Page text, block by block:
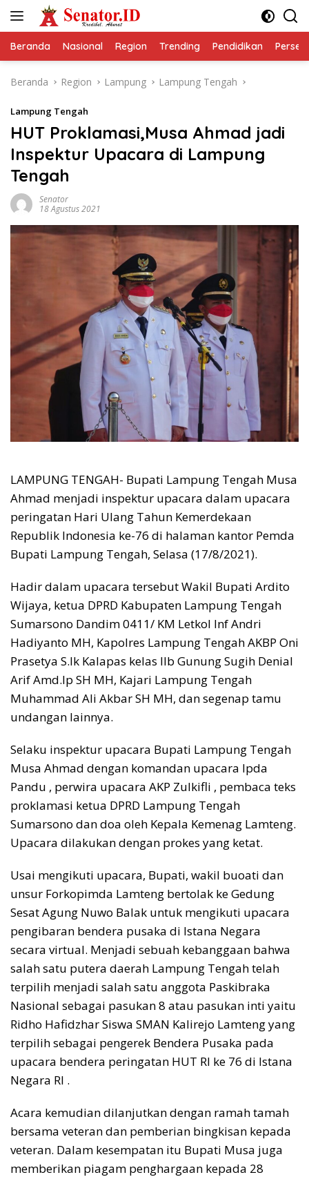
Beranda Nasional Region Trending Pendidikan
Beranda Region Lampung Lampung Tengah
Lampung Tengah
HUT Proklamasi,Musa Ahmad jadi
Inspektur Upacara di Lampung
Tengah
Senator
18 Agustus 2021
LAMPUNG TENGAH- Bupati Lampung Tengah Musa
Ahmad menjadi inspektur upacara dalam upacara
peringatan Hari Ulang Tahun Kemerdekaan
Republik Indonesia ke-76 di halaman kantor Pemda
Bupati Lampung Tengah, Selasa (17/8/2021).
Hadir dalam upacara tersebut Wakil Bupati Ardito
Wijaya, ketua DPRD Kabupaten Lampung Tengah
Sumarsono Dandim 0411/ KM Letkol Inf Andri
Hadiyanto MH, Kapolres Lampung Tengah AKBP Oni
Prasetya S.Ik Kalapas kelas IIb Gunung Sugih Denial
Arif Amd.Ip SH MH, Kajari Lampung Tengah
Muhammad Ali Akbar SH MH, dan segenap tamu
undangan lainnya.
Selaku inspektur upacara Bupati Lampung Tengah
Musa Ahmad dengan komandan upacara Ipda
Pandu , perwira upacara AKP Zulkifli , pembaca teks
proklamasi ketua DPRD Lampung Tengah
Sumarsono dan doa oleh Kepala Kemenag Lamteng.
Upacara dilakukan dengan prokes yang ketat.
Usai mengikuti upacara, Bupati, wakil buoati dan
unsur Forkopimda Lamteng bertolak ke Gedung
Sesat Agung Nuwo Balak untuk mengikuti upacara
pengibaran bendera pusaka di Istana Negara
secara virtual. Menjadi sebuah kebanggaan bahwa
salah satu putera daerah Lampung Tengah telah
terpilih menjadi salah satu anggota Paskibraka
Nasional sebagai pasukan 8 atau pasukan inti yaitu
Ridho Hafidzhar Siswa SMAN Kalirejo Lamteng yang
terpilih sebagai pengerek Bendera Pusaka pada
upacara bendera peringatan HUT RI ke 76 di Istana
Negara RI .
Acara kemudian dilanjutkan dengan ramah tamah
bersama veteran dan pemberian bingkisan kepada
veteran. Dalam kesempatan itu Bupati Musa juga
memberikan piagam penghargaan kepada 28